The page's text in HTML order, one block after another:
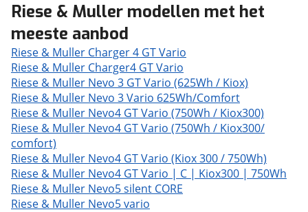
Riese & Muller modellen met het
meeste aanbod
Riese & Muller Charger 4 GT Vario
Riese & Muller Charger4 GT Vario
Riese & Muller Nevo 3 GT Vario (625Wh / Kiox)
Riese & Muller Nevo 3 Vario 625Wh/Comfort
Riese & Muller Nevo4 GT Vario (750Wh / Kiox300)
Riese & Muller Nevo4 GT Vario (750Wh / Kiox300/
comfort)
Riese & Muller Nevo4 GT Vario (Kiox 300 / 750Wh)
Riese & Muller Nevo4 GT Vario | C | Kiox300 | 750Wh
Riese & Muller Nevo5 silent CORE
Riese & Muller Nevo5 vario